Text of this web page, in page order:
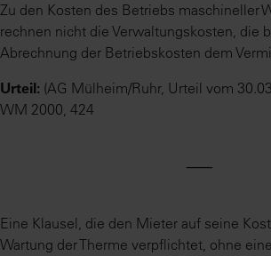
Zu den Kosten des Betriebs maschineller
rechnen nicht die Verwaltungskosten, die
Abrechnung der Betriebskosten dem
Urteil: (AG Mülheim/Ruhr, Urteil vom
WM 2000, 424
⸺
Eine Klausel, die den Mieter auf seine
Wartung der Therme verpflichtet, ohne